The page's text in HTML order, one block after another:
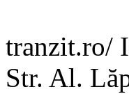
tranzit.ro/
Str. Al.